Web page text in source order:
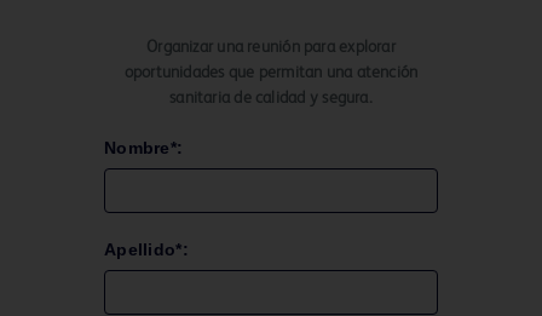
Organizar una reunión para explorar
oportunidades que permitan una atención
sanitaria de calidad y segura.
Nombre*:
Apellido*: